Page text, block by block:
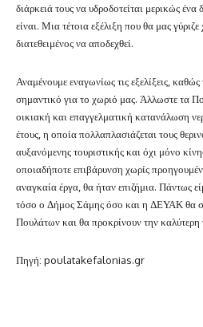
διάρκειά τους να υδροδοτείται μερικώς
είναι. Μια τέτοια εξέλιξη που θα μας
διατεθειμένος να αποδεχθεί.
Αναμένουμε εναγωνίως τις εξελίξεις, καθώς
σημαντικό για το χωριό μας. Άλλωστε τα
οικιακή και επαγγελματική κατανάλωση
έτους, η οποία πολλαπλασιάζεται τους
αυξανόμενης τουριστικής και όχι μόνο
οποιαδήποτε επιβάρυνση χωρίς
αναγκαία έργα, θα ήταν επιζήμια. Πάντως
τόσο ο Δήμος Σάμης όσο και η ΔΕΥΑΚ θα
Πουλάτων και θα προκρίνουν την καλύτερη
Πηγή: poulatakefalonias.gr